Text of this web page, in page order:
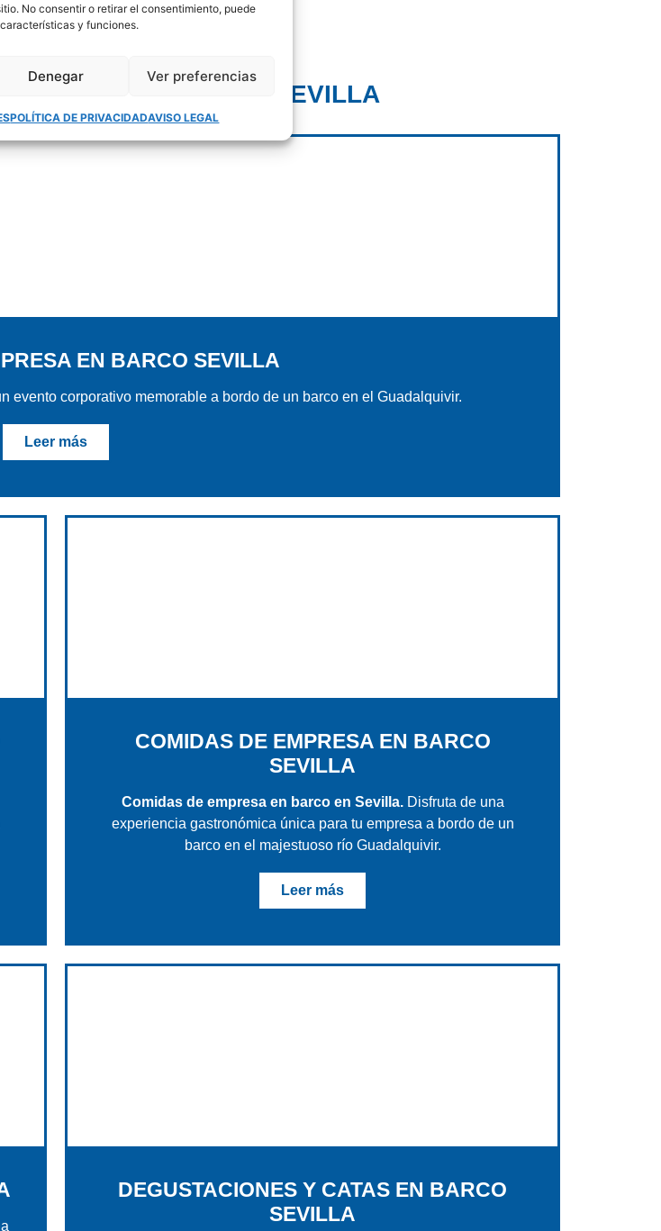
No consentir o retirar el consentimiento, puede
y funciones.
Denegar Ver preferencias
POLÍTICA DE PRIVACIDADAVISO LEGAL
EN BARCO SEVILLA
EN BARCO SEVILLA
evento corporativo memorable a bordo de un barco en el Guadalquivir.
Leer más
COMIDAS DE EMPRESA EN BARCO
SEVILLA
Comidas de empresa en barco en Sevilla.Disfruta de una
experiencia gastronómica única para tu empresa a bordo de un
barco en el majestuoso río Guadalquivir.
Leer más
DEGUSTACIONES Y CATAS EN BARCO
SEVILLA